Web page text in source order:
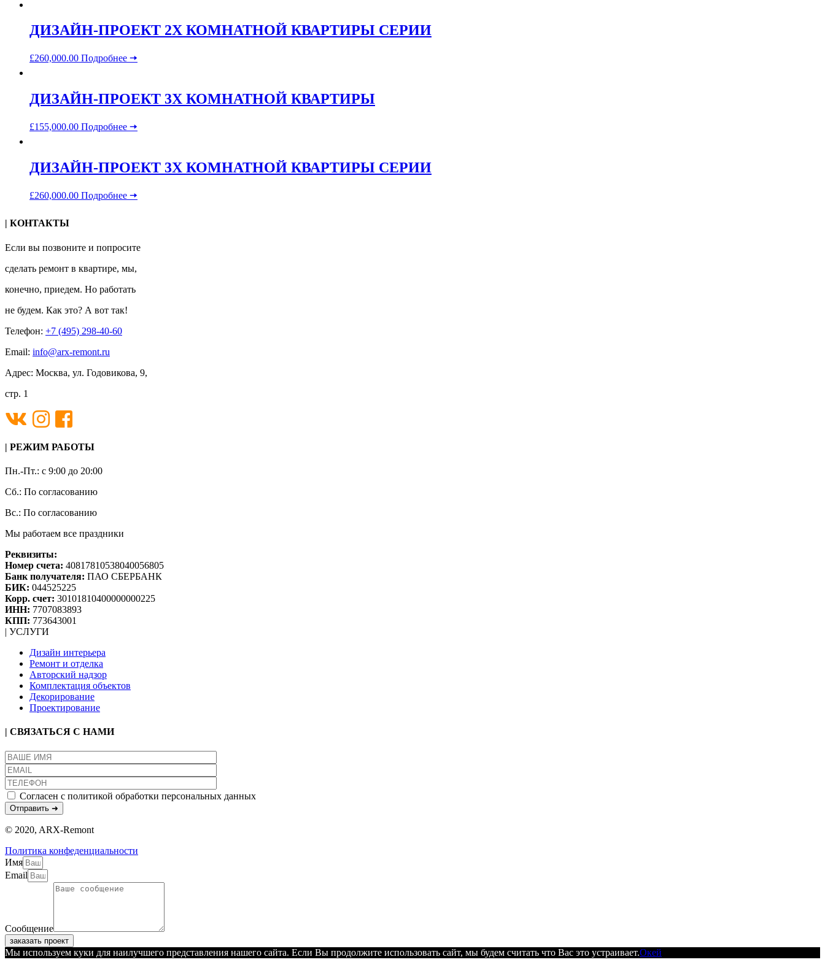
ДИЗАЙН-ПРОЕКТ 2Х КОМНАТНОЙ КВАРТИРЫ СЕРИИ
£260,000.00 Подробнее 🠆
ДИЗАЙН-ПРОЕКТ 3Х КОМНАТНОЙ КВАРТИРЫ
£155,000.00 Подробнее 🠆
ДИЗАЙН-ПРОЕКТ 3Х КОМНАТНОЙ КВАРТИРЫ СЕРИИ
£260,000.00 Подробнее 🠆
| КОНТАКТЫ
Если вы позвоните и попросите
сделать ремонт в квартире, мы,
конечно, приедем. Но работать
не будем. Как это? А вот так!
Телефон: +7 (495) 298-40-60
Email: info@arx-remont.ru
Адрес: Москва, ул. Годовикова, 9,
стр. 1
| РЕЖИМ РАБОТЫ
Пн.-Пт.: с 9:00 до 20:00
Сб.: По согласованию
Вс.: По согласованию
Мы работаем все праздники
Реквизиты:
Номер счета: 40817810538040056805
Банк получателя: ПАО СБЕРБАНК
БИК: 044525225
Корр. счет: 30101810400000000225
ИНН: 7707083893
КПП: 773643001
| УСЛУГИ
Дизайн интерьера
Ремонт и отделка
Авторский надзор
Комплектация объектов
Декорирование
Проектирование
| СВЯЗАТЬСЯ С НАМИ
Согласен с политикой обработки персональных данных
© 2020, ARX-Remont
Политика конфеденциальности
Имя
Email
Сообщение
заказать проект
Мы используем куки для наилучшего представления нашего сайта. Если Вы продолжите использовать сайт, мы будем считать что Вас это устраивает.Окей